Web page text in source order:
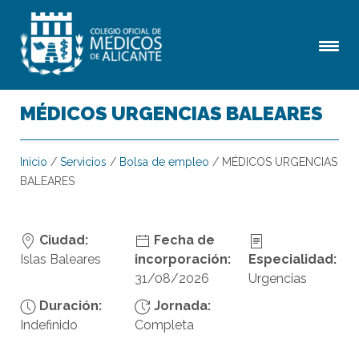
MÉDICOS URGENCIAS BALEARES
Inicio / Servicios / Bolsa de empleo / MÉDICOS URGENCIAS
BALEARES
Ciudad:
Islas Baleares
Fecha de
incorporación:
31/08/2026
Especialidad:
Urgencias
Duración:
Indefinido
Jornada:
Completa